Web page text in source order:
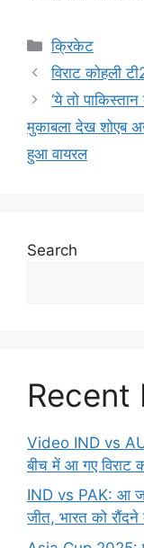
Categories
क्रिकेट
विराट कोहली
‘ये तो
मुकाबला देख शोएब
हुआ वायरल
Search
Recent
Video IND vs
बीच में आ गए विराट
IND vs PAK: आ
जीत, भारत को